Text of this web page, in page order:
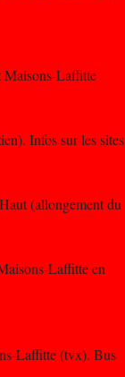
Maisons-Laffitte
Infos sur les sites
(allongement du
Laffitte en
Laffitte (tvx). Bus